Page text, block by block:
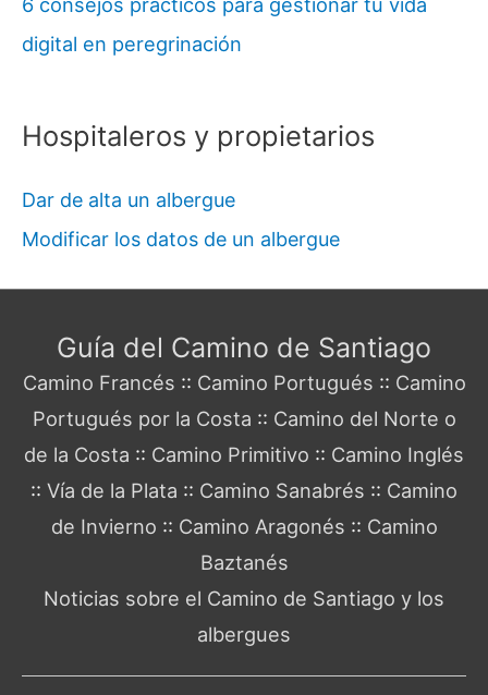
digital en peregrinación
Hospitaleros y propietarios
Dar de alta un albergue
Modificar los datos de un albergue
Guía del Camino de Santiago
Camino Francés :: Camino Portugués :: Camino
Portugués por la Costa :: Camino del Norte o
de la Costa :: Camino Primitivo :: Camino Inglés
:: Vía de la Plata :: Camino Sanabrés :: Camino
de Invierno :: Camino Aragonés :: Camino
Baztanés
Noticias sobre el Camino de Santiago y los
albergues